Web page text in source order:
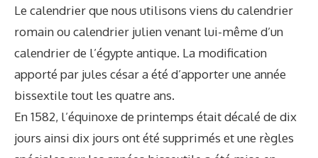
Le calendrier que nous utilisons viens du calendrier
romain ou calendrier julien venant lui-même d’un
calendrier de l’égypte antique. La modification
apporté par jules césar a été d’apporter une année
bissextile tout les quatre ans.
En 1582, l’équinoxe de printemps était décalé de dix
jours ainsi dix jours ont été supprimés et une règles